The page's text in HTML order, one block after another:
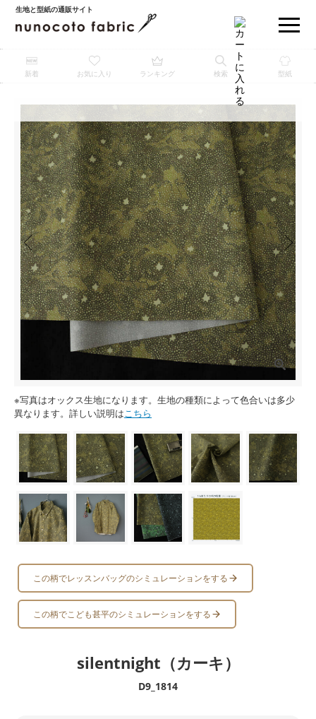
生地と型紙の通販サイト
新着 お気に入り ランキング 検索 型紙
※写真はオックス生地になります。生地の種類によって色合いは多少
異なります。詳しい説明はこちら
この柄でレッスンバッグのシミュレーションをする
この柄でこども甚平のシミュレーションをする
silentnight（カーキ）
D9_1814